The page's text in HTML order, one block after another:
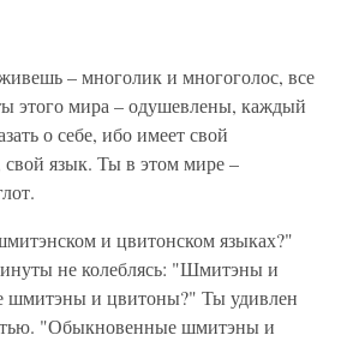
– многолик и многоголос, все
этого мира – одушевлены, каждый
о себе, ибо имеет свой
свой язык. Ты в этом мире –
и цвитонском языках?"
не колеблясь: "Шмитэны и
и цвитоны?" Ты удивлен
"Обыкновенные шмитэны и